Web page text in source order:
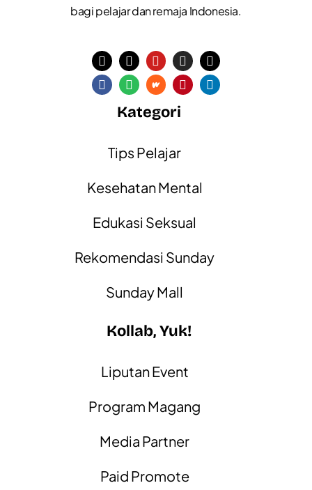
bagi pelajar dan remaja Indonesia.
Kategori
Tips Pelajar
Kesehatan Mental
Edukasi Seksual
Rekomendasi Sunday
Sunday Mall
Kollab, Yuk!
Liputan Event
Program Magang
Media Partner
Paid Promote